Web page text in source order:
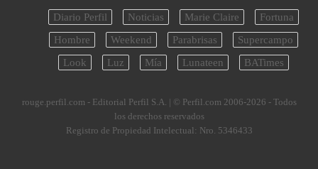
Diario Perfil Noticias Marie Claire
Fortuna
Hombre
Weekend Parabrisas
Supercampo
Look
Luz Mía Lunateen BATimes
rouge.perfil.com - Editorial Perfil S.A. | © Perfil.com 2006-2026 - Todos
los derechos reservados
Registro de Propiedad Intelectual: Nro. 5346433